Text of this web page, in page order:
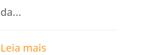
da...
Leia mais